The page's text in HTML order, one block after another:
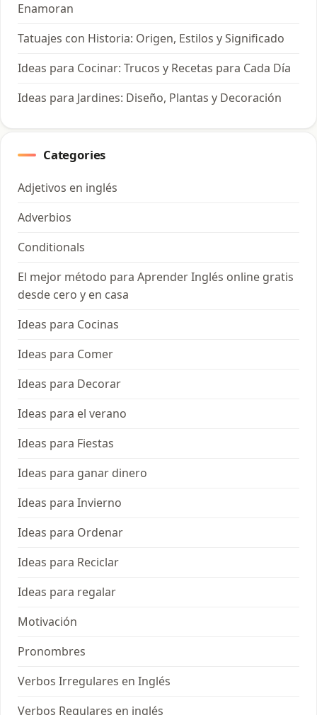
Enamoran
Tatuajes con Historia: Origen, Estilos y Significado
Ideas para Cocinar: Trucos y Recetas para Cada Día
Ideas para Jardines: Diseño, Plantas y Decoración
Categories
Adjetivos en inglés
Adverbios
Conditionals
El mejor método para Aprender Inglés online gratis
desde cero y en casa
Ideas para Cocinas
Ideas para Comer
Ideas para Decorar
Ideas para el verano
Ideas para Fiestas
Ideas para ganar dinero
Ideas para Invierno
Ideas para Ordenar
Ideas para Reciclar
Ideas para regalar
Motivación
Pronombres
Verbos Irregulares en Inglés
Verbos Regulares en inglés